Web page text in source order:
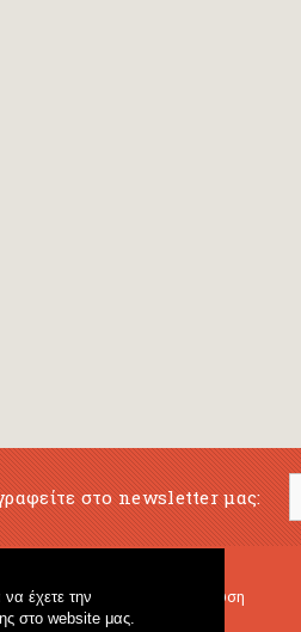
έχετε την
στο website μας.
στο newsletter μας:
Μουσική Εκπαίδευση
Fagotto Blog